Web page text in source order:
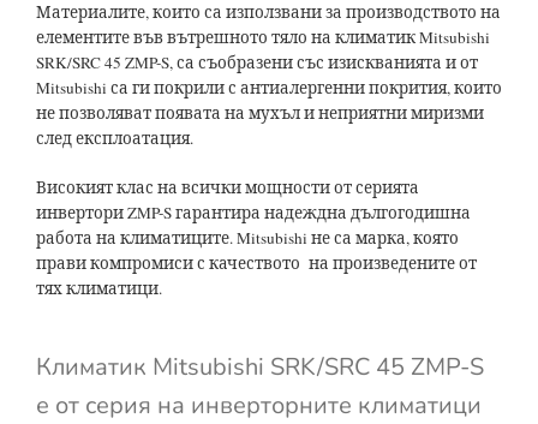
Материалите, които са използвани за производството на
елементите във вътрешното тяло на климатик Mitsubishi
SRK/SRC 45 ZMP-S, са съобразени със изискванията и от
Mitsubishi са ги покрили с антиалергенни покрития, които
не позволяват появата на мухъл и неприятни миризми
след експлоатация.
Високият клас на всички мощности от серията
инвертори ZMP-S гарантира надеждна дългогодишна
работа на климатиците. Mitsubishi не са марка, която
прави компромиси с качеството на произведените от
тях климатици.
Климатик Mitsubishi SRK/SRC 45 ZMP-S
е от серия на инверторните климатици